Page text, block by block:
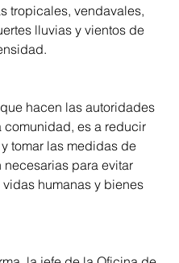
tropicales, vendavales,
lluvias y vientos de
hacen las autoridades
comunidad, es a reducir
tomar las medidas de
para evitar
humanas y bienes